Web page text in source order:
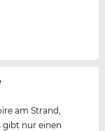
am Strand,
gibt nur einen